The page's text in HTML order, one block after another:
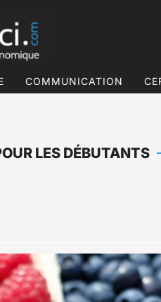
COMMUNICATION
LES DÉBUTANTS